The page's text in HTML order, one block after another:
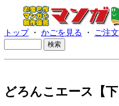
トップ・ かごを見る ・ ご注
どろんこエース【下